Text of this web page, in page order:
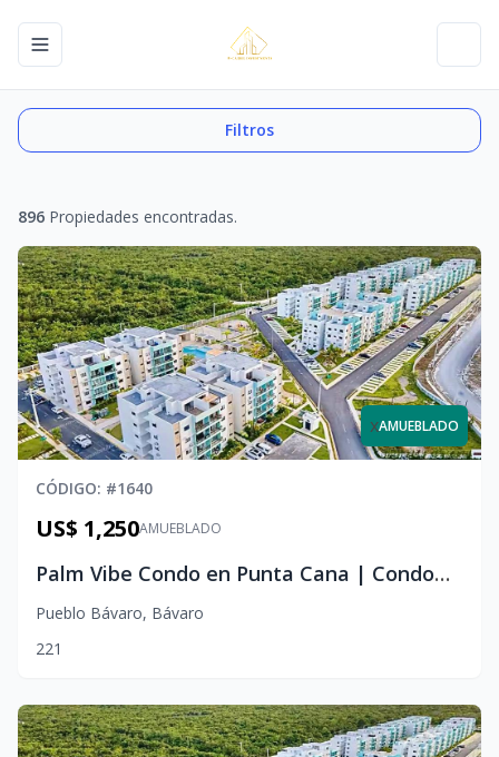
Toggle navigation menu
Filtros
896 Propiedades encontradas.
xAMUEBLADO
CÓDIGO: #1640
AMUEBLADO
US$ 1,250
Palm Vibe Condo en Punta Cana | Condominio de 2 Habitaciones
Pueblo Bávaro, Bávaro
221